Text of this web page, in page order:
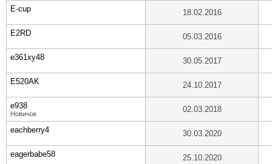
E-cup 18.02.2016
E2RD 05.03.2016
e361xy48 30.05.2017
E520AK 24.10.2017
e938
Новичок 02.03.2018
eachberry4 30.03.2020
eagerbabe58 25.10.2020